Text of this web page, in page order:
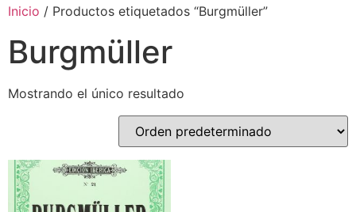
Inicio / Productos etiquetados “Burgmüller”
Burgmüller
Mostrando el único resultado